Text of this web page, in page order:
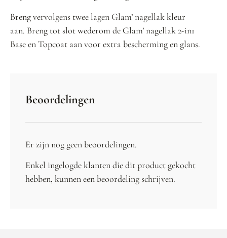
Breng vervolgens twee lagen Glam’ nagellak kleur
aan. Breng tot slot wederom de Glam’ nagellak 2-in1
Base en Topcoat aan voor extra bescherming en glans.
Beoordelingen
Er zijn nog geen beoordelingen.
Enkel ingelogde klanten die dit product gekocht
hebben, kunnen een beoordeling schrijven.